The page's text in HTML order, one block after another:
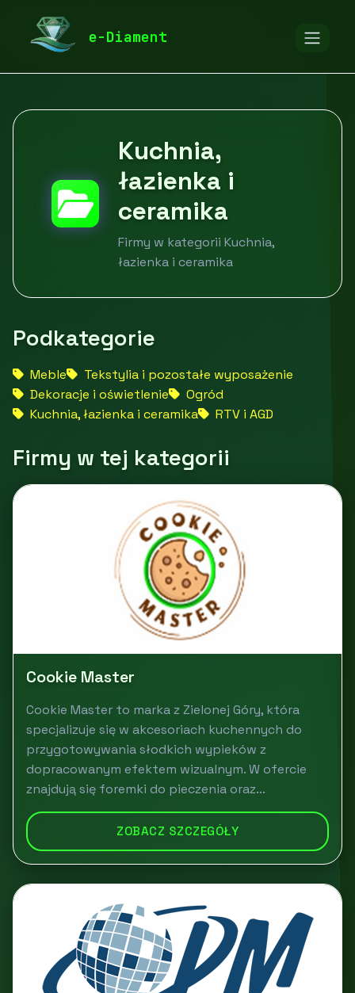
e-Diament
diamentspa.pl
Kuchnia, łazienka i ceramika
Kuchnia,
łazienka i
ceramika
Firmy w kategorii Kuchnia,
łazienka i ceramika
Podkategorie
Meble
Tekstylia i pozostałe wyposażenie
Dekoracje i oświetlenie
Ogród
Kuchnia, łazienka i ceramika
RTV i AGD
Firmy w tej kategorii
Cookie Master
Cookie Master to marka z Zielonej Góry, która
specjalizuje się w akcesoriach kuchennych do
przygotowywania słodkich wypieków z
dopracowanym efektem wizualnym. W ofercie
znajdują się foremki do pieczenia oraz...
ZOBACZ SZCZEGÓŁY